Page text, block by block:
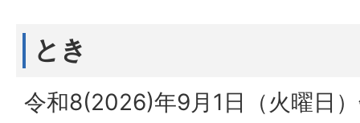
とき
令和8(2026)年9月1日（火曜日